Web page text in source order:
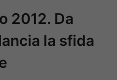
2012. Da
la sfida